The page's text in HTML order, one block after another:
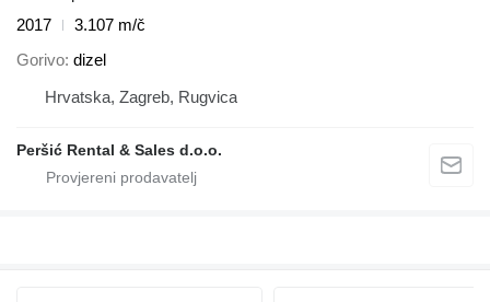
2017
3.107 m/č
Gorivo dizel
Hrvatska, Zagreb, Rugvica
Peršić Rental & Sales d.o.o.